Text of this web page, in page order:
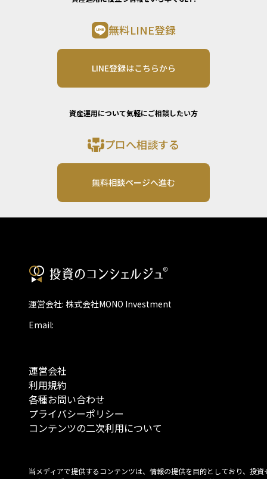
無料LINE登録
LINE登録はこちらから
資産運用について気軽にご相談したい方
プロへ相談する
無料相談ページへ進む
運営会社: 株式会社MONO Investment
Email:
運営会社
利用規約
各種お問い合わせ
プライバシーポリシー
コンテンツの二次利用について
当メディアで提供するコンテンツは、情報の提供を目的としており、投資